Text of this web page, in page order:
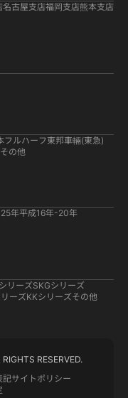
名古屋支店福岡支店熊本支店
フルハーフ 東邦車輛(東急)
その他
年平成16年-20年
リーズSKGシリーズ
ーズKKシリーズその他
RESERVED.
記サイトポリシー